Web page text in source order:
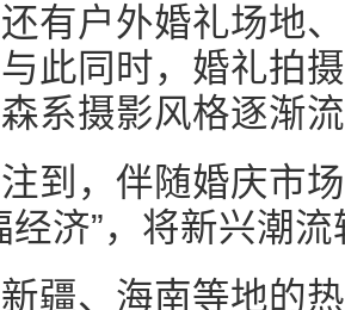
有户外婚礼场地
此同时，婚礼拍
系摄影风格逐渐
到，伴随婚庆市
经济”，将新兴潮
疆、海南等地的